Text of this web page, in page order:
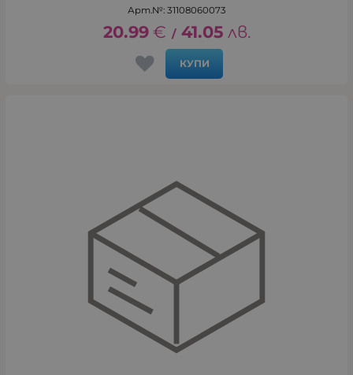
Арт.№: 31108060073
20.99 € / 41.05 лв.
КУПИ